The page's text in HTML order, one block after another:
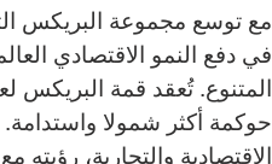
مع توسع مجموعة البريكس
في دفع النمو الاقتصادي
حوكمة أكثر شمولا